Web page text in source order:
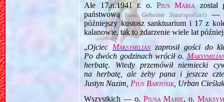
Ale 17.ii.1941r. o. Pius Maria został
państwową (niem. Geheime Staatspolizei) —
późniejszy kustosz sanktuarium i 17 z
kalanowie, tak to zdarzenie wiele lat
„Ojciec Maksymilianzaprosił gości do
Po dwóch godzinach wrócił o.
herbatę. Wtedy przemówił niemiecki
na herbatę, ale żeby pana i jeszcze
Justyn Nazim,Pius Bartosik, Urban
Wszystkich — o. Piusa Marię, o.